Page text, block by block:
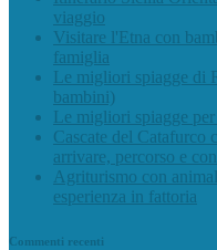
viaggio
Visitare l'Etna con
famiglia
Le migliori spiagge di
bambini)
Le migliori spiagge
Cascate del Catafurco
arrivare, percorso e
Agriturismo con
esperienza in fattoria
Commenti recenti